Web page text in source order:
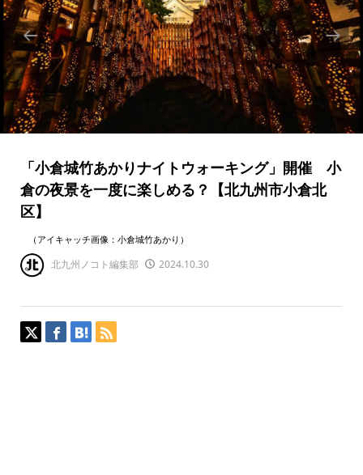
「小倉城竹あかりナイトウォーキング」開催 小
倉の夜景を一度に楽しめる？【北九州市小倉北
区】
（アイキャッチ画像：小倉城竹あかり）
北九州ノコト編集部 2024.10.30